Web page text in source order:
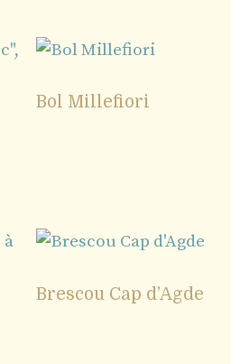
Bol Millefiori
Brescou Cap d’Agde